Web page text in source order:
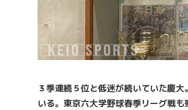
３季連続５位と低迷が続いていた慶
いる。東京六大学野球春季リーグ戦